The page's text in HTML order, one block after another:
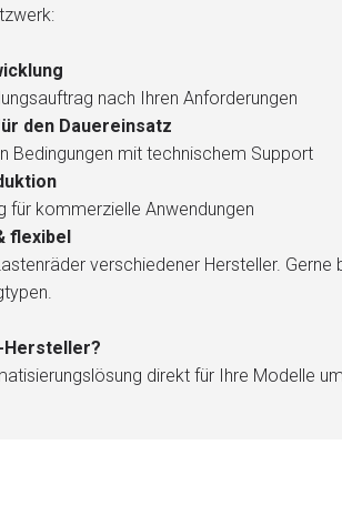
nach Ihren Anforderungen
den Dauereinsatz
Bedingungen mit technischem Support
für kommerzielle Anwendungen
flexibel
verschiedener Hersteller. Gerne
Hersteller?
direkt für Ihre Modelle